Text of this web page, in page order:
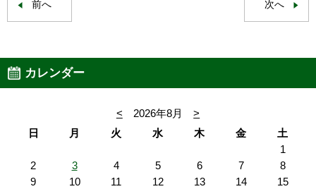
前へ 次へ
カレンダー
< 2026年8月
>
日
月 火 水 木 金
土
1
2
3 4 5 6 7
8
9
10 11 12 13 14
15